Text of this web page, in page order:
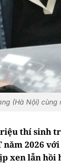
(Hà Nội)
thí sinh
2026
xen lẫn hồi